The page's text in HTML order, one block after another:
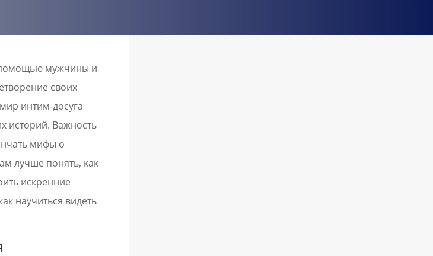
помощью мужчины и
своих
интим-досуга
историй. Важность
мифы о
лучше понять, как
искренние
научиться видеть